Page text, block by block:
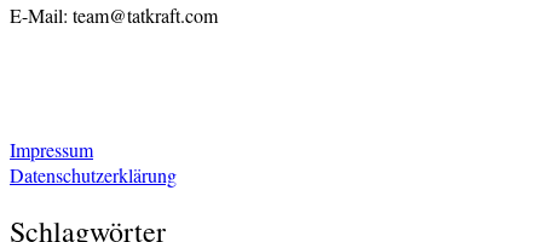
E-Mail: team@tatkraft.com
Impressum
Datenschutzerklärung
Schlagwörter